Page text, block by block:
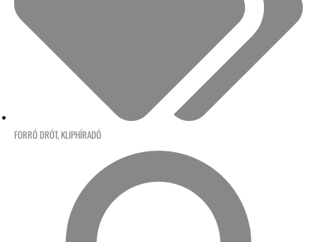
FORRÓ DRÓT, KLIPHÍRADÓ